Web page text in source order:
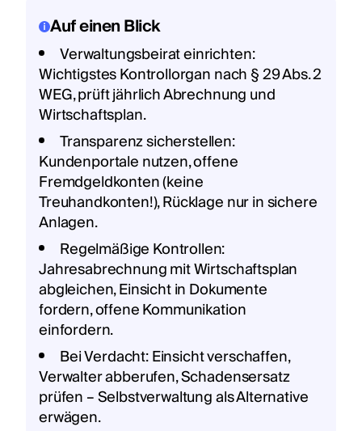
Auf einen Blick
Verwaltungsbeirat einrichten:
Wichtigstes Kontrollorgan nach § 29 Abs. 2
WEG, prüft jährlich Abrechnung und
Wirtschaftsplan.
Transparenz sicherstellen:
Kundenportale nutzen, offene
Fremdgeldkonten (keine
Treuhandkonten!), Rücklage nur in sichere
Anlagen.
Regelmäßige Kontrollen:
Jahresabrechnung mit Wirtschaftsplan
abgleichen, Einsicht in Dokumente
fordern, offene Kommunikation
einfordern.
Bei Verdacht: Einsicht verschaffen,
Verwalter abberufen, Schadensersatz
prüfen – Selbstverwaltung als Alternative
erwägen.